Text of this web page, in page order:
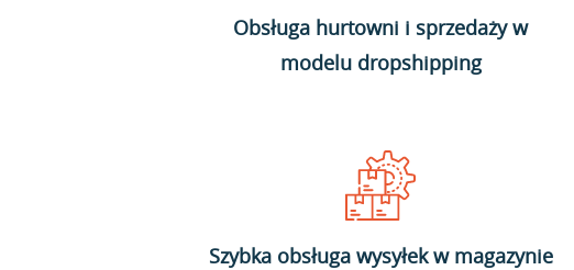
Obsługa hurtowni i sprzedaży w
modelu dropshipping
Szybka obsługa wysyłek w magazynie